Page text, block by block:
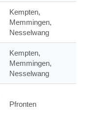
Kempten,
Memmingen,
Nesselwang
Kempten,
Memmingen,
Nesselwang
Pfronten